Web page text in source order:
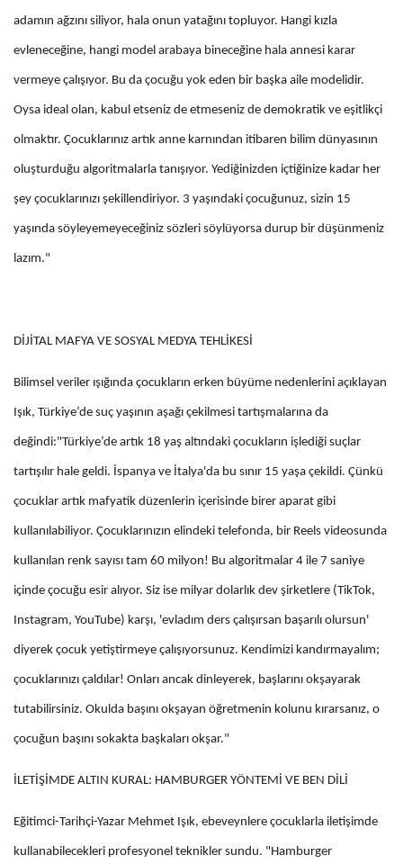
adamın ağzını siliyor, hala onun yatağını topluyor. Hangi kızla
evleneceğine, hangi model arabaya bineceğine hala annesi karar
vermeye çalışıyor. Bu da çocuğu yok eden bir başka aile modelidir.
Oysa ideal olan, kabul etseniz de etmeseniz de demokratik ve eşitlikçi
olmaktır. Çocuklarınız artık anne karnından itibaren bilim dünyasının
oluşturduğu algoritmalarla tanışıyor. Yediğinizden içtiğinize kadar her
şey çocuklarınızı şekillendiriyor. 3 yaşındaki çocuğunuz, sizin 15
yaşında söyleyemeyeceğiniz sözleri söylüyorsa durup bir düşünmeniz
lazım."
DİJİTAL MAFYA VE SOSYAL MEDYA TEHLİKESİ
Bilimsel veriler ışığında çocukların erken büyüme nedenlerini açıklayan
Işık, Türkiye’de suç yaşının aşağı çekilmesi tartışmalarına da
değindi:"Türkiye’de artık 18 yaş altındaki çocukların işlediği suçlar
tartışılır hale geldi. İspanya ve İtalya'da bu sınır 15 yaşa çekildi. Çünkü
çocuklar artık mafyatik düzenlerin içerisinde birer aparat gibi
kullanılabiliyor. Çocuklarınızın elindeki telefonda, bir Reels videosunda
kullanılan renk sayısı tam 60 milyon! Bu algoritmalar 4 ile 7 saniye
içinde çocuğu esir alıyor. Siz ise milyar dolarlık dev şirketlere (TikTok,
Instagram, YouTube) karşı, 'evladım ders çalışırsan başarılı olursun'
diyerek çocuk yetiştirmeye çalışıyorsunuz. Kendimizi kandırmayalım;
çocuklarınızı çaldılar! Onları ancak dinleyerek, başlarını okşayarak
tutabilirsiniz. Okulda başını okşayan öğretmenin kolunu kırarsanız, o
çocuğun başını sokakta başkaları okşar."
İLETİŞİMDE ALTIN KURAL: HAMBURGER YÖNTEMİ VE BEN DİLİ
Eğitimci-Tarihçi-Yazar Mehmet Işık, ebeveynlere çocuklarla iletişimde
kullanabilecekleri profesyonel teknikler sundu. "Hamburger